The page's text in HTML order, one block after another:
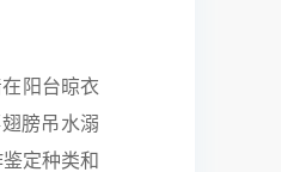
阳台晾衣
膀吊水溺
定种类和